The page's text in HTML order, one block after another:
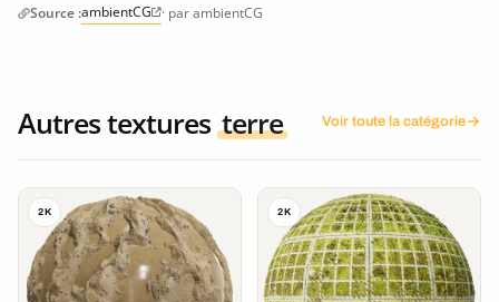
Source :ambientCG · par ambientCG
Autres textures terre Voir toute la catégorie
2K 2K